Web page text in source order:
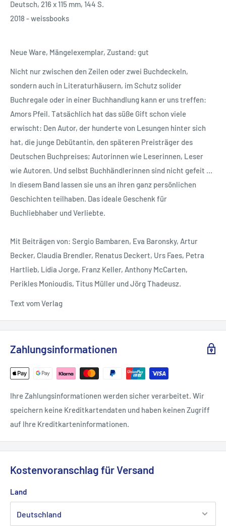
Deutsch, 216 x 115 mm, 144 S.
2018 - weissbooks
Neue Ware, Mängelexemplar, Zustand: gut
Nicht nur zwischen den Zeilen oder zwei Buchdeckeln,
sondern auch in Literaturhäusern, im Schutz solider
Buchregale oder in einer Buchhandlung kann er uns treffen:
Amors Pfeil. Tatsächlich hat das süße Gift schon viele
erwischt: Den Autor, der hunderte von Lesungen hinter sich
hat, die junge Debütantin, den späteren Preisträger des
Deutschen Buchpreises; Autorinnen wie Leserinnen, Leser
wie Autoren. Und selbst Buchhändlerinnen sind nicht gefeit ...
In diesem Band lassen sie uns an ihren ganz persönlichen
Geschichten teilhaben. Das ideale Geschenk für
Buchliebhaber und Verliebte.
Mit Beiträgen von: Sergio Bambaren, Eva Baronsky, Artur
Becker, Claudia Brendler, Renatus Deckert, Urs Faes, Petra
Hartlieb, Lídia Jorge, Franz Keller, Anthony McCarten,
Perikles Monioudis, Titus Müller und Jörg Thadeusz.
Text vom Verlag
Zahlungsinformationen
Ihre Zahlungsinformationen werden sicher verarbeitet. Wir
speichern keine Kreditkartendaten und haben keinen Zugriff
auf Ihre Kreditkarteninformationen.
Kostenvoranschlag für Versand
Land